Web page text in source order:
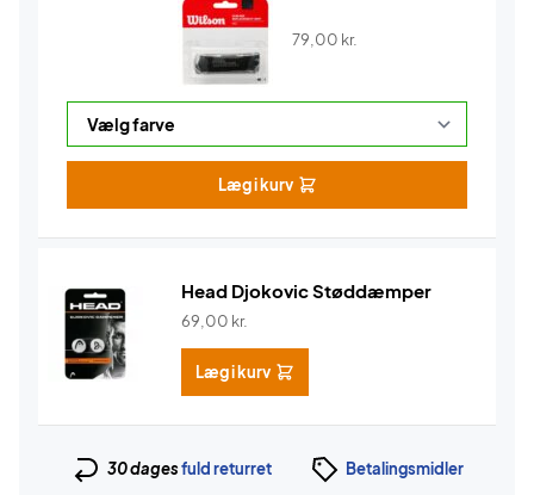
79,00 kr.
Læg i kurv
Head Djokovic Støddæmper
69,00 kr.
Læg i kurv
30 dagesfuld returret Betalingsmidler